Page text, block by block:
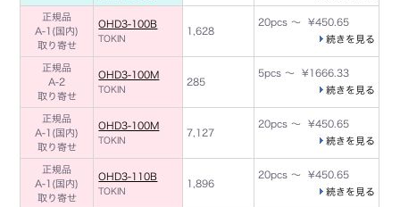
正規品
A-1(国内)
取り寄せ
OHD3-100B
TOKIN
1,628
20pcs ～ ¥450.65
続きを見る
正規品
A-2
取り寄せ
OHD3-100M
TOKIN
285
5pcs ～ ¥1666.33
続きを見る
正規品
A-1(国内)
取り寄せ
OHD3-100M
TOKIN
7,127
20pcs ～ ¥450.65
続きを見る
正規品
A-1(国内)
取り寄せ
OHD3-110B
TOKIN
1,896
20pcs ～ ¥450.65
続きを見る